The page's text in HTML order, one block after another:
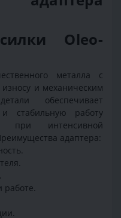
Oleo-
металла с
и механическим
обеспечивает
стабильную работу
интенсивной
адаптера: